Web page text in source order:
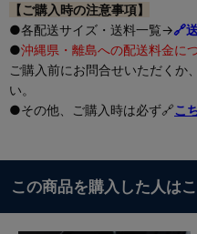
【ご購入時の注意事項】
●各配送サイズ・送料一覧→🔗
●沖縄県・離島への配送料金に
ご購入前にお問合せいただくか
い。
●その他、ご購入時は必ず🔗こ
この商品を購入した人は